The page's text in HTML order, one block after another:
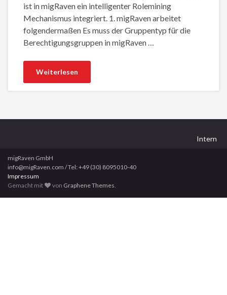
ist in migRaven ein intelligenter Rolemining
Mechanismus integriert. 1. migRaven arbeitet
folgendermaßen Es muss der Gruppentyp für die
Berechtigungsgruppen in migRaven …
Weiterlesen
Intern
migRaven GmbH
info@migRaven.com / Tel: +49 (30) 8095010-40
Impressum
Gemacht mit
von Graphene Themes